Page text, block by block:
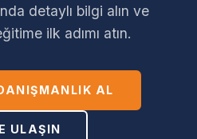
detaylı bilgi alın ve
ilk adımı atın.
AL
ULAŞIN